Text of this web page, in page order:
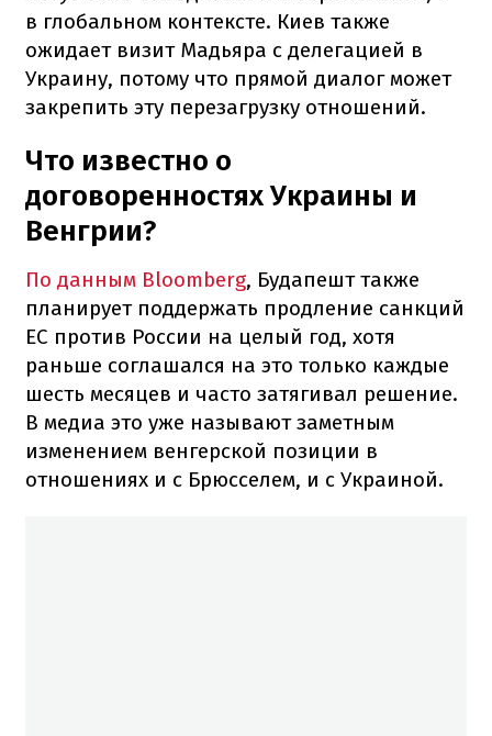
в глобальном контексте. Киев также
ожидает визит Мадьяра с делегацией в
Украину, потому что прямой диалог может
закрепить эту перезагрузку отношений.
Что известно о
договоренностях Украины и
Венгрии?
По данным Bloomberg, Будапешт также
планирует поддержать продление санкций
ЕС против России на целый год, хотя
раньше соглашался на это только каждые
шесть месяцев и часто затягивал решение.
В медиа это уже называют заметным
изменением венгерской позиции в
отношениях и с Брюсселем, и с Украиной.